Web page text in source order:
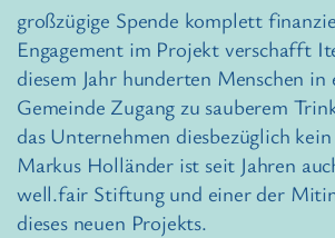
großzügige Spende komplett
Engagement im Projekt verschafft
diesem Jahr hunderten Menschen
Gemeinde Zugang zu sauberem
das Unternehmen diesbezüglich
Markus Holländer ist seit Jahren
well.fair Stiftung und einer der
dieses neuen Projekts.